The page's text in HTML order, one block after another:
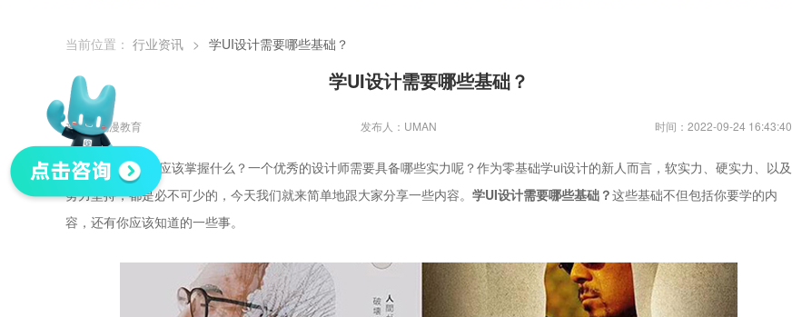
当前位置： 行业资讯 > 学UI设计需要哪些基础？
学UI设计需要哪些基础？
来源：优漫教育 发布人：UMAN 时间：2022-09-24 16:43:40
零基础学ui设计应该掌握什么？一个优秀的设计师需要具备哪些实力呢？作为零基础学ui设计的新人而言，软实力、硬实力、以及
努力坚持，都是必不可少的，今天我们就来简单地跟大家分享一些内容。 学UI设计需要哪些基础？这些基础不但包括你要学的内
容，还有你应该知道的一些事。